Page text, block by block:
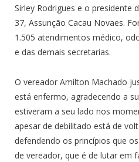
Sirley Rodrigues e o presidente
37, Assunção Cacau Novaes.
1.505 atendimentos médico,
e das demais secretarias.
O vereador Amilton Machado
está enfermo, agradecendo a
estiveram a seu lado nos
apesar de debilitado está de
defendendo os princípios que
de vereador, que é de lutar em